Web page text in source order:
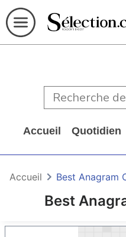
Accueil Quotidien
Best
Accueil Best Anagram